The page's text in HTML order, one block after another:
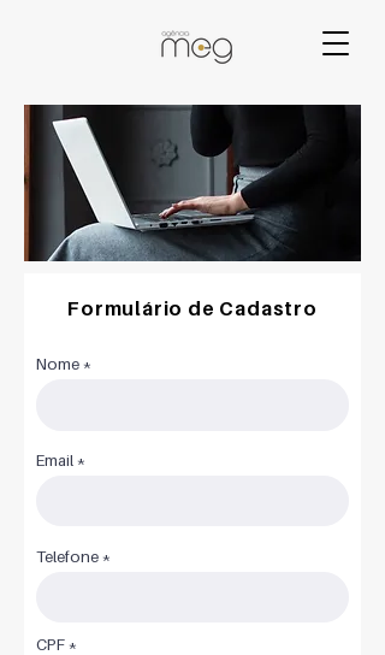
Formulário de Cadastro
Nome
Email
Telefone
CPF